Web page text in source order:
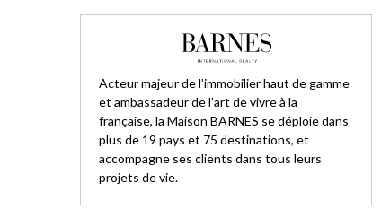
Acteur majeur de l’immobilier haut de gamme
et ambassadeur de l’art de vivre à la
française, la Maison BARNES se déploie dans
plus de 19 pays et 75 destinations, et
accompagne ses clients dans tous leurs
projets de vie.